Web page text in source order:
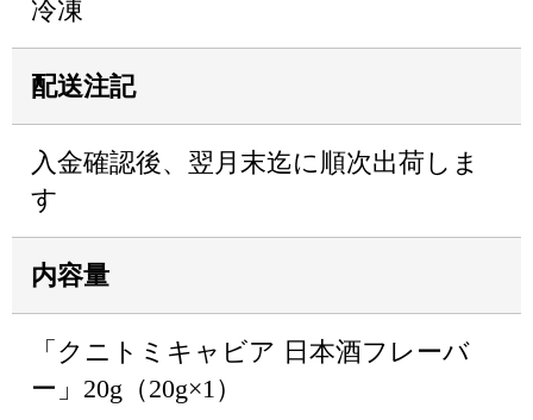
冷凍
配送注記
入金確認後、翌月末迄に順次出荷しま
す
内容量
「クニトミキャビア 日本酒フレーバ
ー」20g（20g×1）